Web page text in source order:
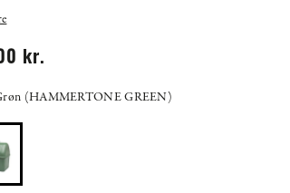
kr.
(HAMMERTONE GREEN)